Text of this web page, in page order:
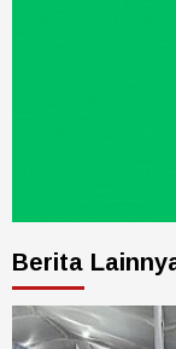
Berita